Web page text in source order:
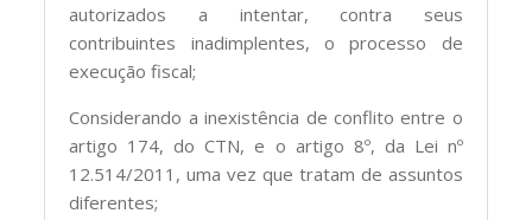
autorizados a intentar, contra seus
contribuintes inadimplentes, o processo de
execução fiscal;
Considerando a inexistência de conflito entre o
artigo 174, do CTN, e o artigo 8º, da Lei nº
12.514/2011, uma vez que tratam de assuntos
diferentes;